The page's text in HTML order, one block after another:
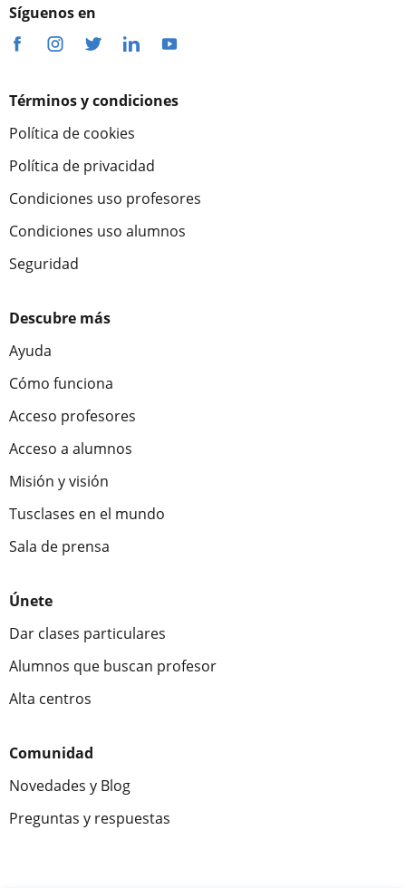
Síguenos en
Términos y condiciones
Política de cookies
Política de privacidad
Condiciones uso profesores
Condiciones uso alumnos
Seguridad
Descubre más
Ayuda
Cómo funciona
Acceso profesores
Acceso a alumnos
Misión y visión
Tusclases en el mundo
Sala de prensa
Únete
Dar clases particulares
Alumnos que buscan profesor
Alta centros
Comunidad
Novedades y Blog
Preguntas y respuestas